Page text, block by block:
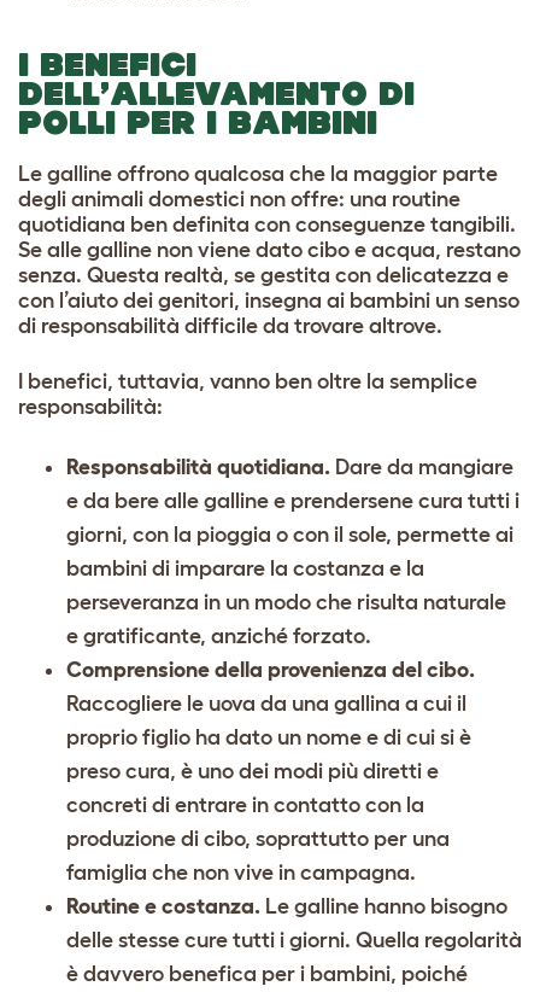
I BENEFICI
DELL’ALLEVAMENTO DI
POLLI PER I BAMBINI
Le galline offrono qualcosa che la maggior parte
degli animali domestici non offre: una routine
quotidiana ben definita con conseguenze tangibili.
Se alle galline non viene dato cibo e acqua, restano
senza. Questa realtà, se gestita con delicatezza e
con l’aiuto dei genitori, insegna ai bambini un senso
di responsabilità difficile da trovare altrove.
I benefici, tuttavia, vanno ben oltre la semplice
responsabilità:
Responsabilità quotidiana. Dare da mangiare
e da bere alle galline e prendersene cura tutti i
giorni, con la pioggia o con il sole, permette ai
bambini di imparare la costanza e la
perseveranza in un modo che risulta naturale
e gratificante, anziché forzato.
Comprensione della provenienza del cibo.
Raccogliere le uova da una gallina a cui il
proprio figlio ha dato un nome e di cui si è
preso cura, è uno dei modi più diretti e
concreti di entrare in contatto con la
produzione di cibo, soprattutto per una
famiglia che non vive in campagna.
Routine e costanza. Le galline hanno bisogno
delle stesse cure tutti i giorni. Quella regolarità
è davvero benefica per i bambini, poiché